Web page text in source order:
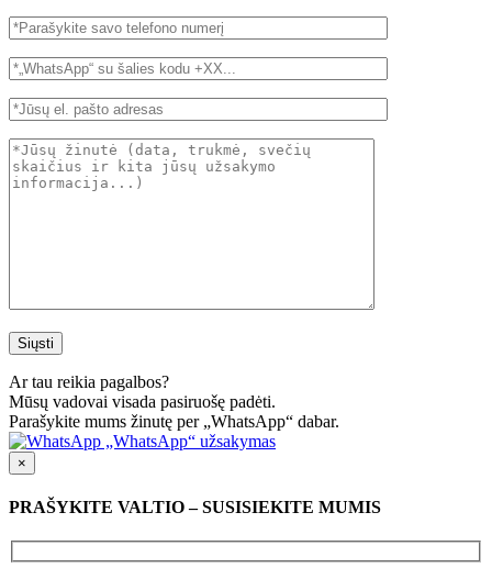
Ar tau reikia pagalbos?
Mūsų vadovai visada pasiruošę padėti.
Parašykite mums žinutę per „WhatsApp“ dabar.
„WhatsApp“ užsakymas
×
PRAŠYKITE VALTIO – SUSISIEKITE MUMIS